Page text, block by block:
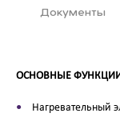
Документы
ОСНОВНЫЕ
Нагревательный